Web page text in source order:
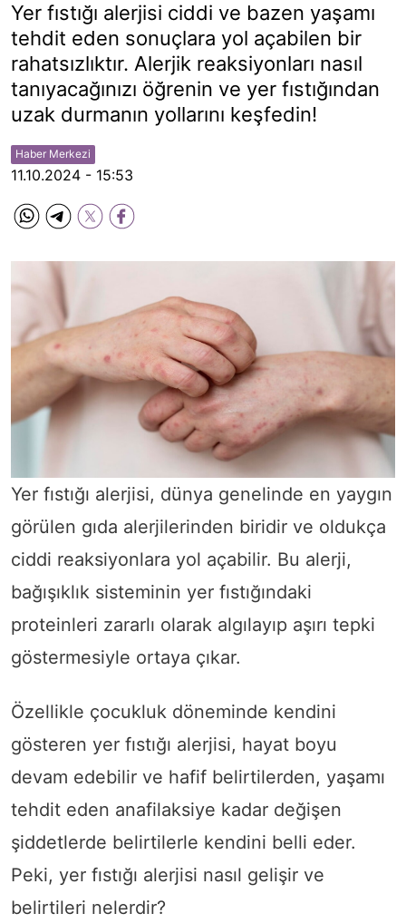
Yer fıstığı alerjisi ciddi ve bazen yaşamı
tehdit eden sonuçlara yol açabilen bir
rahatsızlıktır. Alerjik reaksiyonları nasıl
tanıyacağınızı öğrenin ve yer fıstığından
uzak durmanın yollarını keşfedin!
Haber Merkezi
11.10.2024 - 15:53
Yer fıstığı alerjisi, dünya genelinde en yaygın
görülen gıda alerjilerinden biridir ve oldukça
ciddi reaksiyonlara yol açabilir. Bu alerji,
bağışıklık sisteminin yer fıstığındaki
proteinleri zararlı olarak algılayıp aşırı tepki
göstermesiyle ortaya çıkar.
Özellikle çocukluk döneminde kendini
gösteren yer fıstığı alerjisi, hayat boyu
devam edebilir ve hafif belirtilerden, yaşamı
tehdit eden anafilaksiye kadar değişen
şiddetlerde belirtilerle kendini belli eder.
Peki, yer fıstığı alerjisi nasıl gelişir ve
belirtileri nelerdir?